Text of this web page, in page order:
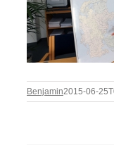
Benjamin2015-06-